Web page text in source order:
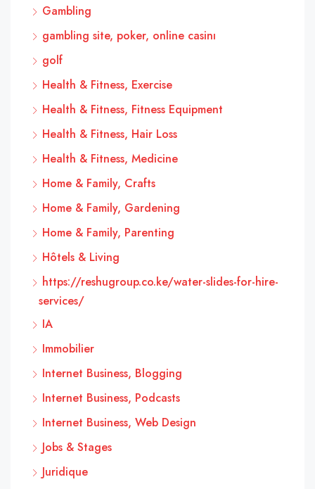
Gambling
gambling site, poker, online casinı
golf
Health & Fitness, Exercise
Health & Fitness, Fitness Equipment
Health & Fitness, Hair Loss
Health & Fitness, Medicine
Home & Family, Crafts
Home & Family, Gardening
Home & Family, Parenting
Hôtels & Living
https://reshugroup.co.ke/water-slides-for-hire-
services/
IA
Immobilier
Internet Business, Blogging
Internet Business, Podcasts
Internet Business, Web Design
Jobs & Stages
Juridique